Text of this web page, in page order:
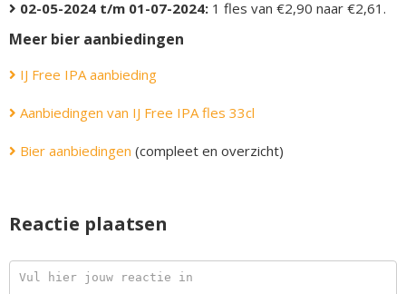
02-05-2024 t/m 01-07-2024: 1 fles van €2,90 naar €2,61.
Meer bier aanbiedingen
IJ Free IPA aanbieding
Aanbiedingen van IJ Free IPA fles 33cl
Bier aanbiedingen (compleet en overzicht)
Reactie plaatsen